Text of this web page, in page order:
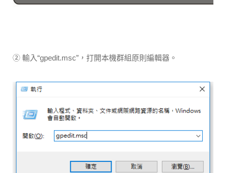
② 輸入“gpedit.msc”，打開本機群組原則編輯器。